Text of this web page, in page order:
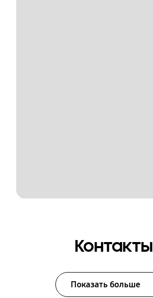
Контакты
Показать больше